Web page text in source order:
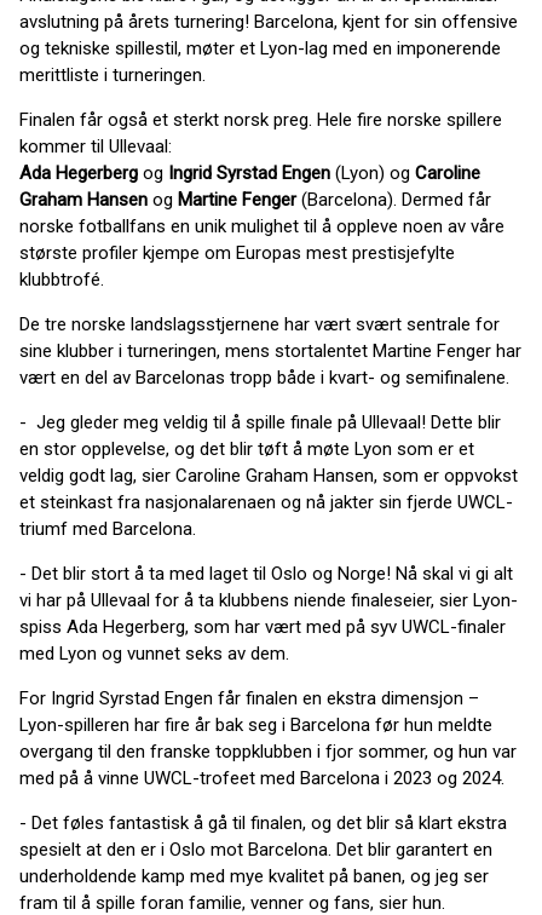
avslutning på årets turnering! Barcelona, kjent for sin offensive
og tekniske spillestil, møter et Lyon-lag med en imponerende
merittliste i turneringen.
Finalen får også et sterkt norsk preg. Hele fire norske spillere
kommer til Ullevaal:
Ada Hegerberg og Ingrid Syrstad Engen (Lyon) og Caroline
Graham Hansen og Martine Fenger(Barcelona). Dermed får
norske fotballfans en unik mulighet til å oppleve noen av våre
største profiler kjempe om Europas mest prestisjefylte
klubbtrofé.
De tre norske landslagsstjernene har vært svært sentrale for
sine klubber i turneringen, mens stortalentet Martine Fenger har
vært en del av Barcelonas tropp både i kvart- og semifinalene.
- Jeg gleder meg veldig til å spille finale på Ullevaal! Dette blir
en stor opplevelse, og det blir tøft å møte Lyon som er et
veldig godt lag, sier Caroline Graham Hansen, som er oppvokst
et steinkast fra nasjonalarenaen og nå jakter sin fjerde UWCL-
triumf med Barcelona.
- Det blir stort å ta med laget til Oslo og Norge! Nå skal vi gi alt
vi har på Ullevaal for å ta klubbens niende finaleseier, sier Lyon-
spiss Ada Hegerberg, som har vært med på syv UWCL-finaler
med Lyon og vunnet seks av dem.
For Ingrid Syrstad Engen får finalen en ekstra dimensjon –
Lyon-spilleren har fire år bak seg i Barcelona før hun meldte
overgang til den franske toppklubben i fjor sommer, og hun var
med på å vinne UWCL-trofeet med Barcelona i 2023 og 2024.
- Det føles fantastisk å gå til finalen, og det blir så klart ekstra
spesielt at den er i Oslo mot Barcelona. Det blir garantert en
underholdende kamp med mye kvalitet på banen, og jeg ser
fram til å spille foran familie, venner og fans, sier hun.